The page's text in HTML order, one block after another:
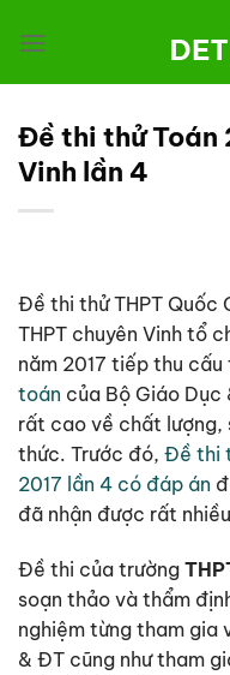
đến
Đề thi thử Toán
Vinh lần 4
Đề thi thử THPT Quốc
THPT chuyên Vinh tổ
năm 2017 tiếp thu
toán của Bộ Giáo
rất cao về chất lượng,
thức. Trước đó, Đề thi
2017 lần 4 có đáp án
đã nhận được rất
Đề thi của trường
soạn thảo và thẩm
nghiệm từng tham gia
& ĐT cũng như tham